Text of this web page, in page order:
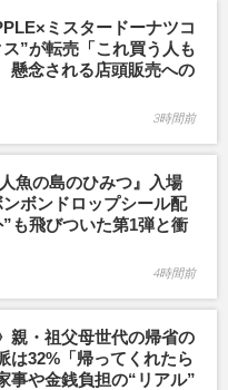
ミスタードーナツコ
”が転売「これ買う人も
懸念される店頭販売への
3時間前
魚の島のひみつ』入場
ボンドロップシール配
も飛びついた第1弾と衝
4時間前
親・祖父母世代の帰省の
は32%「帰ってくれたら
事や金銭負担の“リアル”